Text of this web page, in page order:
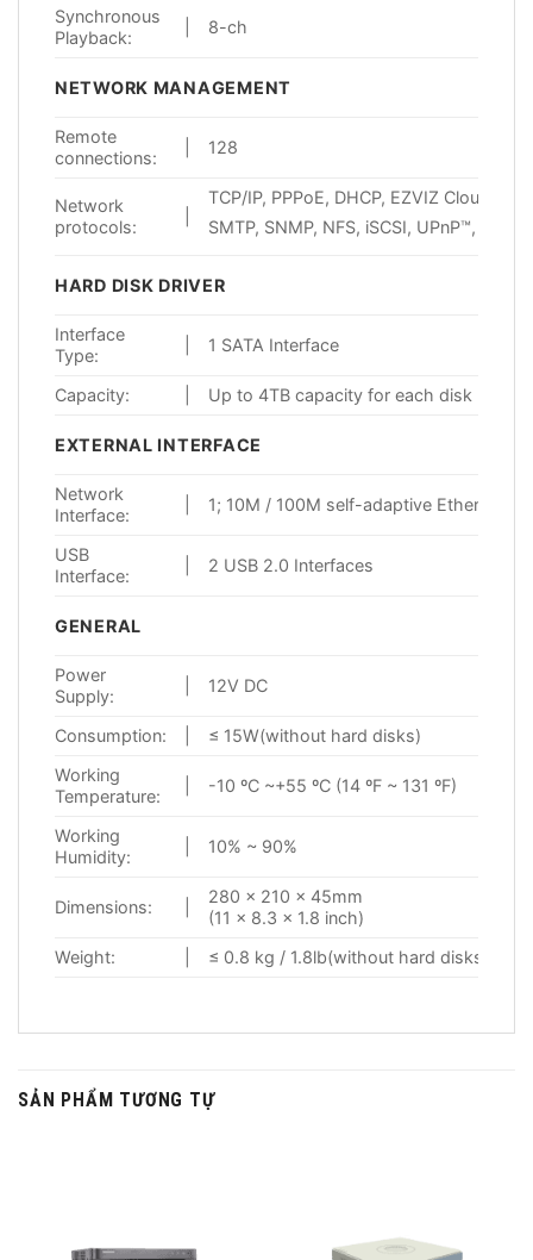
Synchronous
Playback:
8-ch
NETWORK MANAGEMENT
Remote
connections:
128
Network
protocols:
TCP/IP, PPPoE, DHCP, EZVIZ Cloud
SMTP, SNMP, NFS, iSCSI, UPnP™,
HARD DISK DRIVER
Interface
Type:
1 SATA Interface
Capacity: Up to 4TB capacity for each disk
EXTERNAL INTERFACE
Network
Interface:
1; 10M / 100M self-adaptive Ethernet
USB
Interface:
2 USB 2.0 Interfaces
GENERAL
Power
Supply:
12V DC
Consumption:
≤ 15W(without hard disks)
Working
Temperature:
-10 ºC ~+55 ºC (14 ºF ~ 131 ºF)
Working
Humidity:
10% ~ 90%
Dimensions:
280 × 210 × 45mm
(11 × 8.3 × 1.8 inch)
Weight:
≤ 0.8 kg / 1.8lb(without hard disks)
SẢN PHẨM TƯƠNG TỰ